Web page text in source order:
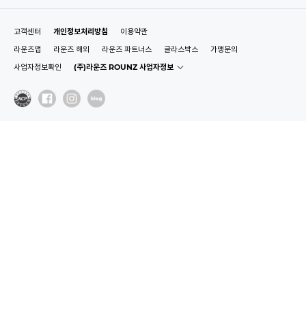
고객센터 개인정보처리방침
이용약관
라운즈앱
라운즈 해외 라운즈 파트너스 글라스박스
가맹문의
사업자정보확인
(주)라운즈 ROUNZ 사업자정보